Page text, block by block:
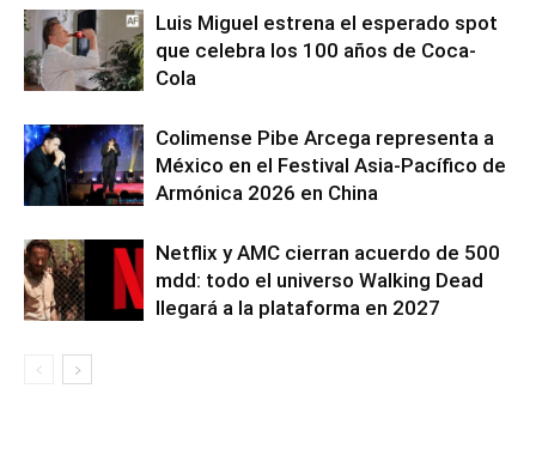
Luis Miguel estrena el esperado spot
que celebra los 100 años de Coca-
Cola
Colimense Pibe Arcega representa a
México en el Festival Asia-Pacífico de
Armónica 2026 en China
Netflix y AMC cierran acuerdo de 500
mdd: todo el universo Walking Dead
llegará a la plataforma en 2027